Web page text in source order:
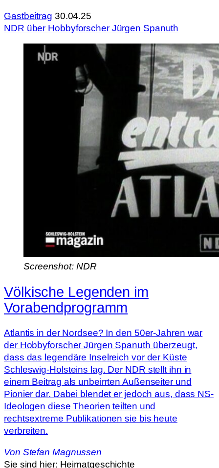
Gastbeitrag 30.04.25
NDR über Hobbyforscher Jürgen Spanuth
Screenshot: NDR
Völkische Legenden im
Vorabendprogramm
Atlantis in der Nordsee? In den 50er-Jahren war
der Hobbyforscher Jürgen Spanuth überzeugt,
dass das legendäre Inselreich vor der Küste
Schleswig-Holsteins lag. Der NDR stellt ihn in
einem Beitrag als unbeirrten Außenseiter und
Pionier dar. Dabei blendet er jedoch aus, dass NS-
Ideologen diese Theorien teilten und
rechtsextreme Publikationen sie bis heute
verbreiten.
Von Stefan Magnussen
Sie sind hier: Heimatgeschichte